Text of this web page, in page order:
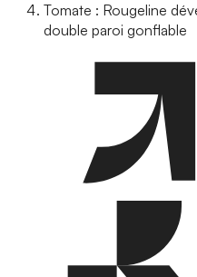
Tomate : Rougeline
double paroi gonflable